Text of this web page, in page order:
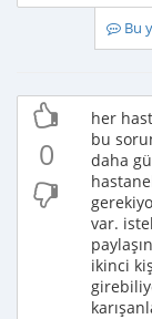
Bu
0
her
bu
daha
var.
ikinci